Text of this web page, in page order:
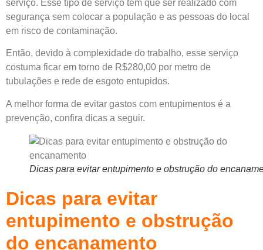
serviço. Esse tipo de serviço tem que ser realizado com
segurança sem colocar a população e as pessoas do local
em risco de contaminação.
Então, devido à complexidade do trabalho, esse serviço
costuma ficar em torno de R$280,00 por metro de
tubulações e rede de esgoto entupidos.
A melhor forma de evitar gastos com entupimentos é a
prevenção, confira dicas a seguir.
Dicas para evitar entupimento e obstrução do
Dicas para evitar
entupimento e obstrução
do encanamento